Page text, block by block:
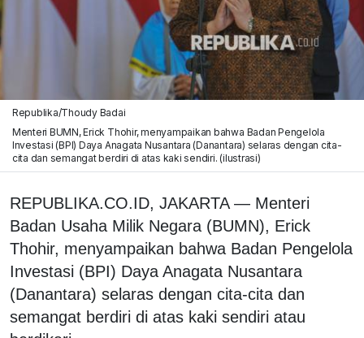
Republika/Thoudy Badai
Menteri BUMN, Erick Thohir, menyampaikan bahwa Badan Pengelola
Investasi (BPI) Daya Anagata Nusantara (Danantara) selaras dengan cita-
cita dan semangat berdiri di atas kaki sendiri. (ilustrasi)
REPUBLIKA.CO.ID, JAKARTA — Menteri
Badan Usaha Milik Negara (BUMN), Erick
Thohir, menyampaikan bahwa Badan Pengelola
Investasi (BPI) Daya Anagata Nusantara
(Danantara) selaras dengan cita-cita dan
semangat berdiri di atas kaki sendiri atau